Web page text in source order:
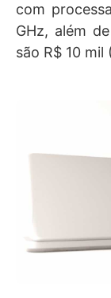
com
GHz, além
são R$ 10 mil